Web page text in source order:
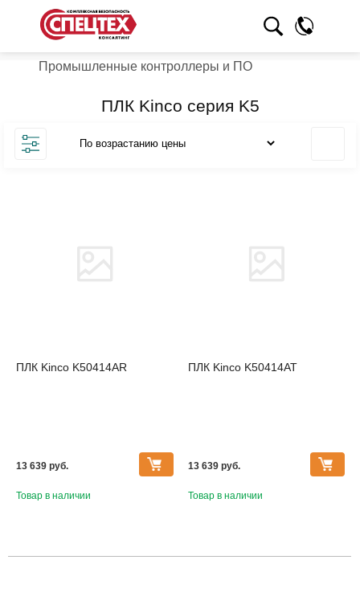
Промышленные контроллеры и ПО
ПЛК Kinco серия K5
ПЛК Kinco K50414AR
13 639 pуб.
Товар в наличии
ПЛК Kinco K50414AT
13 639 pуб.
Товар в наличии